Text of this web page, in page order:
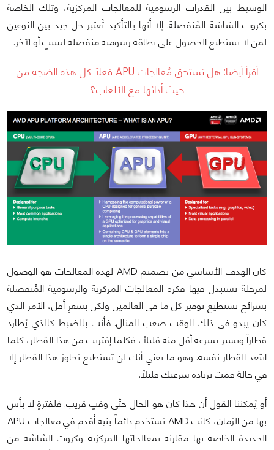
الوسيط بين القدرات الرسومية للمعالجات المركزية، وتلك الخاصة
بكروت الشاشة المُنفصلة. إلا أنها بالتأكيد تُعتبر حل جيد بين النوعين
لمن لا يستطيع الحصول على بطاقة رسومية منفصلة لسببٍ أو لآخر.
أقرأ أيضا:
هل تستحق مُعالجات APU فعلاً كل هذه الضجة من
حيث أدائها مع الألعاب؟
كان الهدف الأساسي من تصميم AMD لهذه المعالجات هو الوصول
لمرحلة تستبدل فيها فكرة المعالجات المركزية والرسومية المُنفصلة
بشرائح تستطيع توفير كل ما في العالمين ولكن بسعرٍ أقل، الأمر الذي
كان يبدو في ذلك الوقت صعب المنال. فأنت بالضبط كالذي يُطارد
قطاراً ويسير بسرعة أقل منه قليلاً، فكلما إقتربت من هذا القطار، كلما
ابتعد القطار نفسه. وهو ما يعني أنك لن تستطيع تجاوز هذا القطار إلا
في حالة قمت بزيادة سرعتك قليلاً.
أو يُمكننا القول أن هذا كان هو الحال حتّى وقتٍ قريب. فلفترةٍ لا بأس
بها من الزمان، كانت AMD تستخدم دائماً بنية أقدم في معالجات APU
الجديدة الخاصة بها مقارنة بمعالجاتها المركزية وكروت الشاشة من